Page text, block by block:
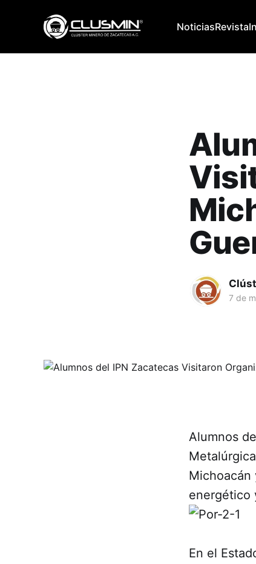
NoticiasRevista
7 de
Alumnos
Michoacán
energético
En el